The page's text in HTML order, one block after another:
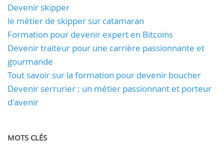
Devenir skipper
le métier de skipper sur catamaran
Formation pour devenir expert en Bitcoins
Devenir traiteur pour une carrière passionnante et
gourmande
Tout savoir sur la formation pour devenir boucher
Devenir serrurier : un métier passionnant et porteur
d'avenir
MOTS CLÉS